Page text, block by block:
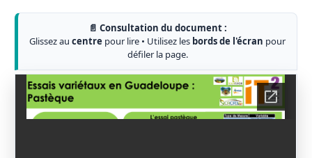
📄 Consultation du document :
Glissez au centre pour lire • Utilisez les bords de l'écran pour
défiler la page.